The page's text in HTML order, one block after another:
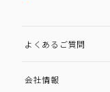
よくあるご質問
会社情報